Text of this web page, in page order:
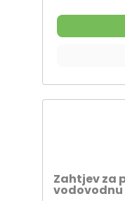
Zahtjev za
vodovodnu